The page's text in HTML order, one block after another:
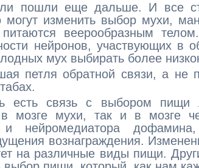
пошли еще дальше. И все
могут изменить выбор мухи,
веерообразным
нейронов, участвующих в
мух выбирать более
петля обратной связи, а не
есть связь с выбором пищи
в мозге мухи, так и в мозге
и нейромедиатора
вознаграждения.
на различные виды пищи.